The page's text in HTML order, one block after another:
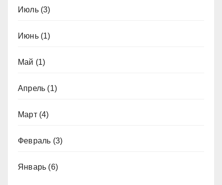
Июль(3)
Июнь(1)
Май (1)
Апрель (1)
Март(4)
Февраль (3)
Январь (6)